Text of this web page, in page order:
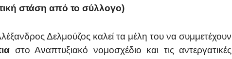
στάση από το σύλλογο)
Δελμούζος καλεί τα μέλη του να συμμετέχουν
στο Αναπτυξιακό νομοσχέδιο και τις αντεργατικές